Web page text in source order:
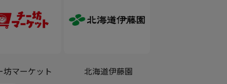
坊マーケット 北海道伊藤園